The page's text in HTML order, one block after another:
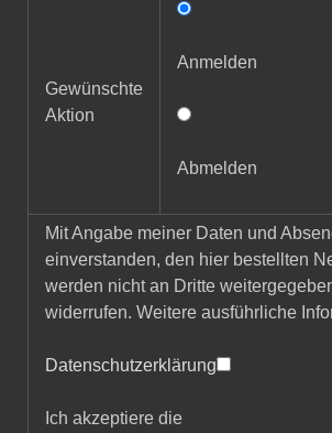
Gewünschte
Aktion
Anmelden
Abmelden
Mit Angabe meiner Daten und
einverstanden, den hier bestellten
werden nicht an Dritte
widerrufen. Weitere ausführliche
Datenschutzerklärung
Ich akzeptiere die